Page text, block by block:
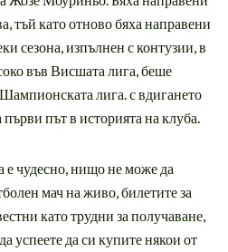
тъй като отново бяха направени
сезона, изпълнен с контузии, в
във Висшата лига, беше
лига. с вдигането
път в историята на клуба.
е чудесно, нищо не може да
мач на живо, билетите за
като трудни за получаване,
успеете да си купите някои от